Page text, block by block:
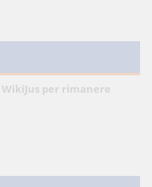
per rimanere